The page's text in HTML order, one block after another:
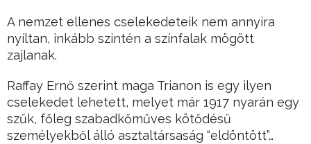
A nemzet ellenes cselekedeteik nem annyira
nyíltan, inkább szintén a színfalak mögött
zajlanak.
Raffay Ernő szerint maga Trianon is egy ilyen
cselekedet lehetett, melyet már 1917 nyarán egy
szűk, főleg szabadkőműves kötődésű
személyekből álló asztaltársaság “eldöntött”…